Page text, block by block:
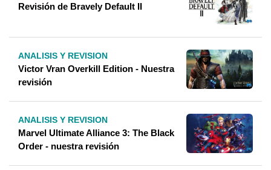
Revisión de Bravely Default II
ANALISIS Y REVISION
Victor Vran Overkill Edition - Nuestra
revisión
ANALISIS Y REVISION
Marvel Ultimate Alliance 3: The Black
Order - nuestra revisión